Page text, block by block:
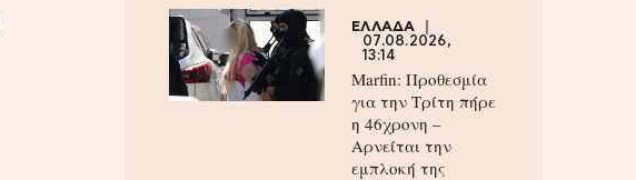
ΕΛΛΑΔΑ
07.08.2026,
13:14
Marfin: Προθεσμία
για την Τρίτη πήρε
η 46χρονη –
Aρνείται την
εμπλοκή της